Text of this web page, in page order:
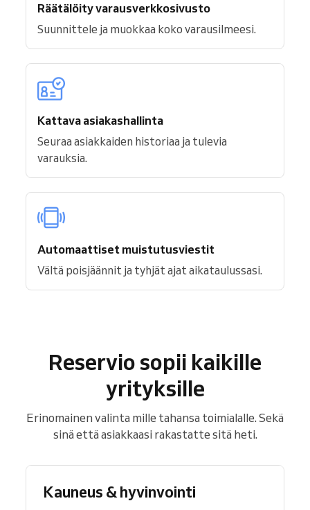
Räätälöity varausverkkosivusto
Suunnittele ja muokkaa koko varausilmeesi.
Kattava asiakashallinta
Seuraa asiakkaiden historiaa ja tulevia
varauksia.
Automaattiset muistutusviestit
Vältä poisjäännit ja tyhjät ajat aikataulussasi.
Reservio sopii kaikille
yrityksille
Erinomainen valinta mille tahansa toimialalle. Sekä
sinä että asiakkaasi rakastatte sitä heti.
Kauneus & hyvinvointi